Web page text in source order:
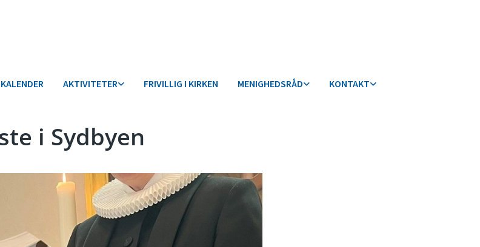
KALENDER AKTIVITETER FRIVILLIG I KIRKEN MENIGHEDSRÅD KONTAKT
i Sydbyen